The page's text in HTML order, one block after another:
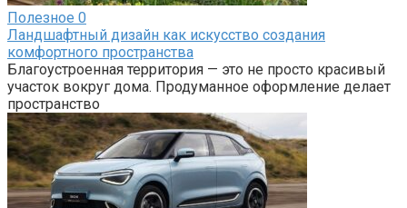
Полезное 0
Ландшафтный дизайн как искусство создания
комфортного пространства
Благоустроенная территория — это не просто красивый
участок вокруг дома. Продуманное оформление делает
пространство